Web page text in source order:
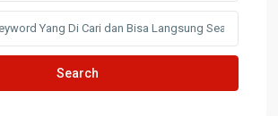
Search